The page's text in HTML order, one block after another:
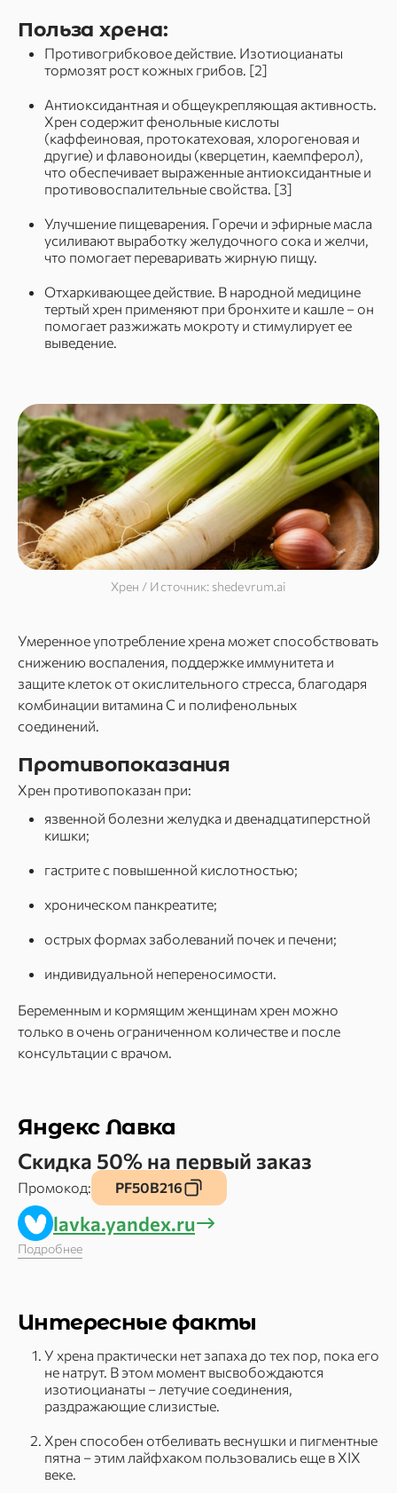
Польза хрена:
Противогрибковое действие. Изотиоцианаты
тормозят рост кожных грибов. [2]
Антиоксидантная и общеукрепляющая активность.
Хрен содержит фенольные кислоты
(каффеиновая, протокатеховая, хлорогеновая и
другие) и флавоноиды (кверцетин, каемпферол),
что обеспечивает выраженные антиоксидантные и
противовоспалительные свойства. [3]
Улучшение пищеварения. Горечи и эфирные масла
усиливают выработку желудочного сока и желчи,
что помогает переваривать жирную пищу.
Отхаркивающее действие. В народной медицине
тертый хрен применяют при бронхите и кашле – он
помогает разжижать мокроту и стимулирует ее
выведение.
Хрен / Источник: shedevrum.ai
Умеренное употребление хрена может способствовать
снижению воспаления, поддержке иммунитета и
защите клеток от окислительного стресса, благодаря
комбинации витамина C и полифенольных
соединений.
Противопоказания
Хрен противопоказан при:
язвенной болезни желудка и двенадцатиперстной
кишки;
гастрите с повышенной кислотностью;
хроническом панкреатите;
острых формах заболеваний почек и печени;
индивидуальной непереносимости.
Беременным и кормящим женщинам хрен можно
только в очень ограниченном количестве и после
консультации с врачом.
Яндекс Лавка
Скидка 50% на первый заказ
Промокод: PF50B216
lavka.yandex.ru
Подробнее
Интересные факты
У хрена практически нет запаха до тех пор, пока его
не натрут. В этом момент высвобождаются
изотиоцианаты – летучие соединения,
раздражающие слизистые.
Хрен способен отбеливать веснушки и пигментные
пятна – этим лайфхаком пользовались еще в XIX
веке.